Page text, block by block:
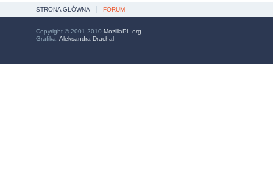
STRONA GŁÓWNA FORUM
Copyright © 2001-2010 MozillaPL.org
Grafika: Aleksandra Drachal